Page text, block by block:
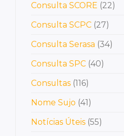
Consulta SCORE (22)
Consulta SCPC (27)
Consulta Serasa (34)
Consulta SPC (40)
Consultas (116)
Nome Sujo (41)
Notícias Úteis (55)